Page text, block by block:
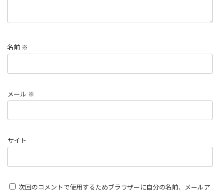
名前 ※
メール ※
サイト
次回のコメントで使用するためブラウザーに自分の名前、メールア